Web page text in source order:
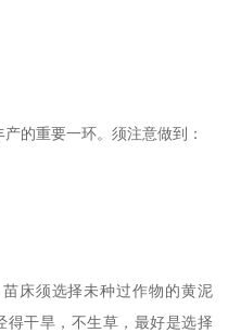
的重要一环。须注意做到：
床须选择未种过作物的黄泥
得干旱，不生草，最好是选择